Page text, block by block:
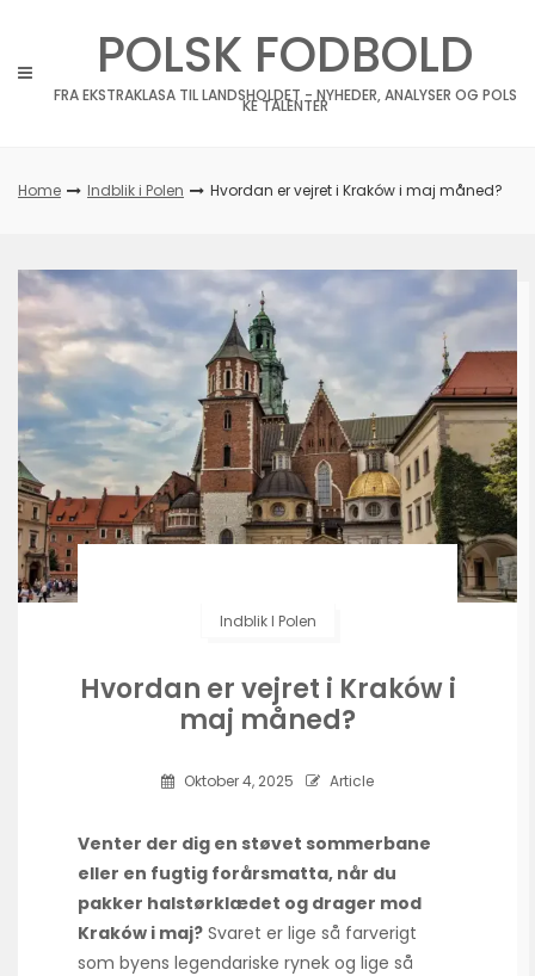
POLSK FODBOLD
FRA EKSTRAKLASA TIL LANDSHOLDET - NYHEDER, ANALYSER OG POLS
KE TALENTER
Home Indblik i Polen Hvordan er vejret i Kraków i maj måned?
Indblik I Polen
Hvordan er vejret i Kraków i
maj måned?
Oktober 4, 2025 Article
Venter der dig en støvet sommerbane
eller en fugtig forårsmatta, når du
pakker halstørklædet og drager mod
Kraków i maj? Svaret er lige så farverigt
som byens legendariske rynek og lige så